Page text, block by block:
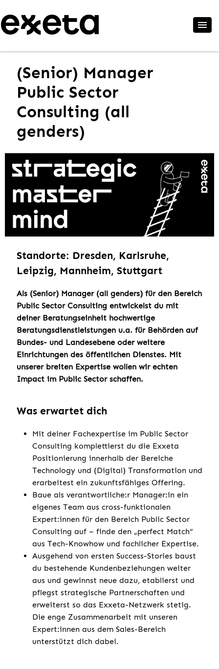
(Senior) Manager
Public Sector
Consulting (all
genders)
Standorte: Dresden, Karlsruhe,
Leipzig, Mannheim, Stuttgart
Als (Senior) Manager (all genders) für den Bereich
Public Sector Consulting entwickelst du mit
deiner Beratungseinheit hochwertige
Beratungsdienstleistungen u.a. für Behörden auf
Bundes- und Landesebene oder weitere
Einrichtungen des öffentlichen Dienstes. Mit
unserer breiten Expertise wollen wir echten
Impact im Public Sector schaffen.
Was erwartet dich
Mit deiner Fachexpertise im Public Sector
Consulting komplettierst du die Exxeta
Positionierung innerhalb der Bereiche
Technology und (Digital) Transformation und
erarbeitest ein zukunftsfähiges Offering.
Baue als verantwortliche:r Manager:in ein
eigenes Team aus cross-funktionalen
Expert:innen für den Bereich Public Sector
Consulting auf – finde den „perfect Match“
aus Tech-Knowhow und fachlicher Expertise.
Ausgehend von ersten Success-Stories baust
du bestehende Kundenbeziehungen weiter
aus und gewinnst neue dazu, etablierst und
pflegst strategische Partnerschaften und
erweiterst so das Exxeta-Netzwerk stetig.
Die enge Zusammenarbeit mit unseren
Expert:innen aus dem Sales-Bereich
unterstützt dich dabei.